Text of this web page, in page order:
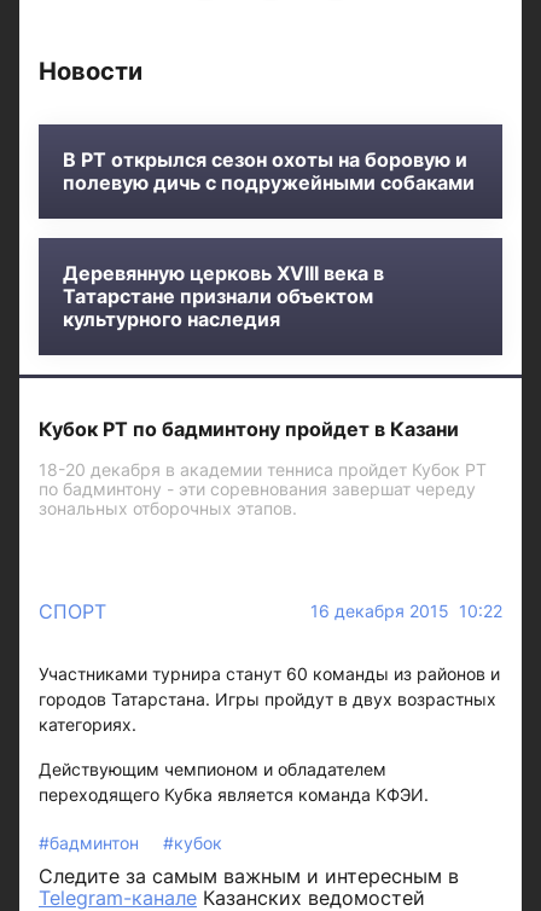
Новости
В РТ открылся сезон охоты на боровую и
полевую дичь с подружейными собаками
Деревянную церковь XVIII века в
Татарстане признали объектом
культурного наследия
Кубок РТ по бадминтону пройдет в Казани
18-20 декабря в академии тенниса пройдет Кубок РТ
по бадминтону - эти соревнования завершат череду
зональных отборочных этапов.
СПОРТ 16 декабря 2015 10:22
Участниками турнира станут 60 команды из районов и
городов Татарстана. Игры пройдут в двух возрастных
категориях.
Действующим чемпионом и обладателем
переходящего Кубка является команда КФЭИ.
#бадминтон #кубок
Следите за самым важным и интересным в
Telegram-канале Казанских ведомостей